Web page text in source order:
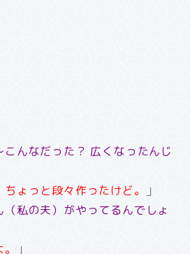
こんなだった？ 広くなったんじ
ょっと段々作ったけど。
」
私の夫）がやってるんでしょ
」